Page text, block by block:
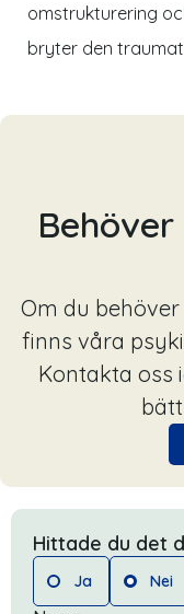
omstrukturering
bryter den
Om du
finns våra
Kontakta oss
Hittade du det
Ja Nei